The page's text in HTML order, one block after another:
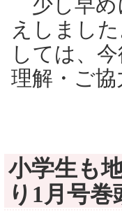
少し早め
えしまし
しては、
理解・ご
小学生も
り1月号巻